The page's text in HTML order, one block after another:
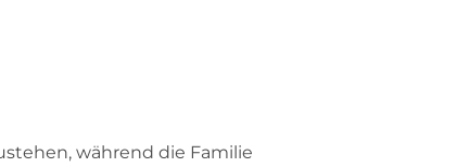
während die Familie